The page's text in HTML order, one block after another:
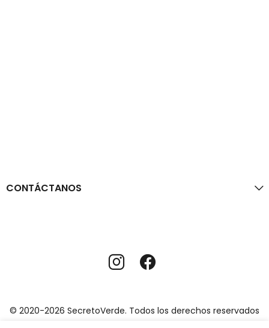
CONTÁCTANOS
© 2020-2026 SecretoVerde. Todos los derechos reservados